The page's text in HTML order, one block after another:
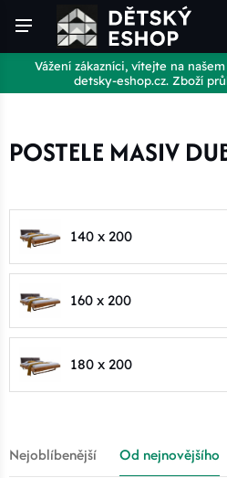
Vážení zákazníci, vítejte na
detsky-eshop.cz. Zboží
POSTELE MASIV
140 x 200
160 x 200
180 x 200
Nejoblíbenější Od nejnovějšího